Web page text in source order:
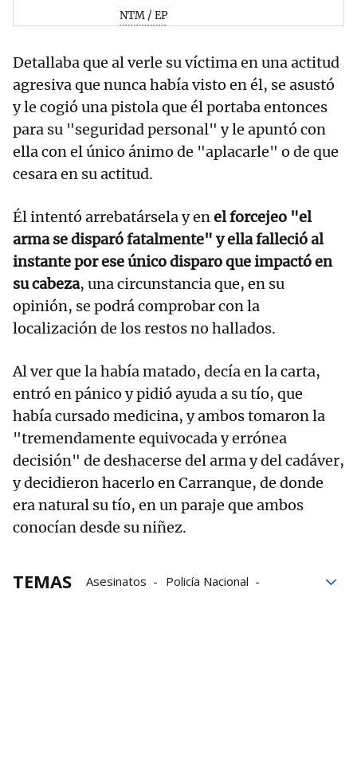
NTM / EP
Detallaba que al verle su víctima en una actitud
agresiva que nunca había visto en él, se asustó
y le cogió una pistola que él portaba entonces
para su "seguridad personal" y le apuntó con
ella con el único ánimo de "aplacarle" o de que
cesara en su actitud.
Él intentó arrebatársela y enel forcejeo "el
arma se disparó fatalmente" y ella falleció al
instante por ese único disparo que impactó en
su cabeza, una circunstancia que, en su
opinión, se podrá comprobar con la
localización de los restos no hallados.
Al ver que la había matado, decía en la carta,
entró en pánico y pidió ayuda a su tío, que
había cursado medicina, y ambos tomaron la
"tremendamente equivocada y errónea
decisión" de deshacerse del arma y del cadáver,
y decidieron hacerlo en Carranque, de donde
era natural su tío, en un paraje que ambos
conocían desde su niñez.
TEMAS Asesinatos
Policía Nacional